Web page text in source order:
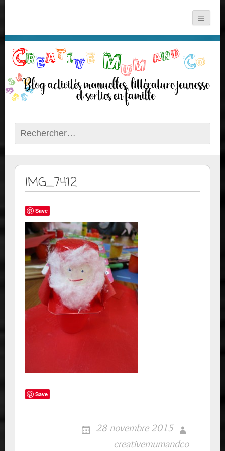
Rechercher :
IMG_7412
Save
Save
28 novembre 2015
creativemumandco